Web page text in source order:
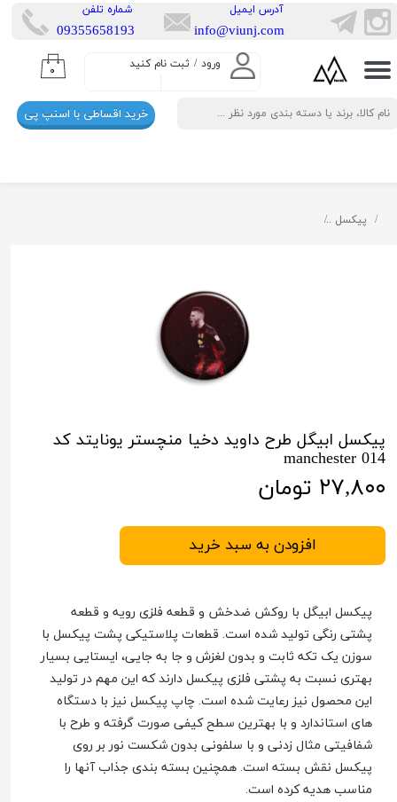
ورود / ثبت نام کنید
حساب کاربری من
تغییر گذر واژه
سفارشات
۰
​شماره تلفن
​​09355658193
​آدرس ایمیل
info@viunj.com
خرید اقساطی با اسنپ پی
پیکسل
پیکسل ابیگل طرح داوید دخیا منچستر یونایتد کد
manchester 014
۲۷,۸۰۰ تومان
افزودن به سبد خرید
پیکسل ابیگل با روکش ضدخش و قطعه فلزی رویه و قطعه
پشتی رنگی تولید شده است. قطعات پلاستیکی پشت پیکسل با
سوزن یک تکه ثابت و بدون لغزش و جا به جایی، ایستایی بسیار
بهتری نسبت به پشتی فلزی پیکسل دارند که این مهم در تولید
این محصول نیز رعایت شده است. چاپ پیکسل نیز با دستگاه
های استاندارد و با بهترین سطح کیفی صورت گرفته و طرح با
شفافیتی مثال زدنی و با سلفونی بدون شکست نور بر روی
پیکسل نقش بسته است. همچنین بسته بندی جذاب آنها را
مناسب هدیه کرده است.